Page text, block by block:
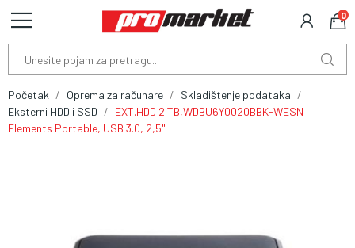
0
Početak Oprema za računare
Skladištenje podataka
Eksterni HDD i SSD
EXT.HDD 2 TB,WDBU6Y0020BBK-WESN
Elements Portable, USB 3.0, 2,5"